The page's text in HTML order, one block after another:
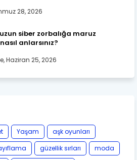
28, 2026
siber zorbalığa maruz
anlarsınız?
Haziran 25, 2026
Yaşam
aşk oyunları
güzellik sırları
moda